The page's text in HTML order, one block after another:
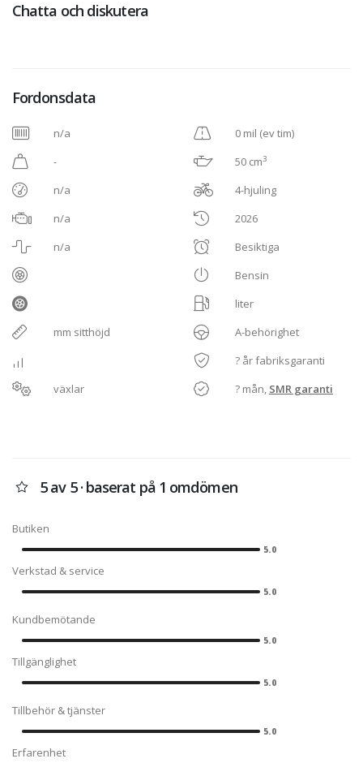
Chatta och diskutera
Fordonsdata
n/a
-
n/a
n/a
n/a
mm sitthöjd
växlar
0 mil (ev tim)
50 cm3
4-hjuling
2026
Besiktiga
Bensin
liter
A-behörighet
? år fabriksgaranti
? mån, SMR garanti
5 av 5 · baserat på 1 omdömen
Butiken
5.0
Verkstad & service
5.0
Kundbemötande
5.0
Tillgänglighet
5.0
Tillbehör & tjänster
5.0
Erfarenhet